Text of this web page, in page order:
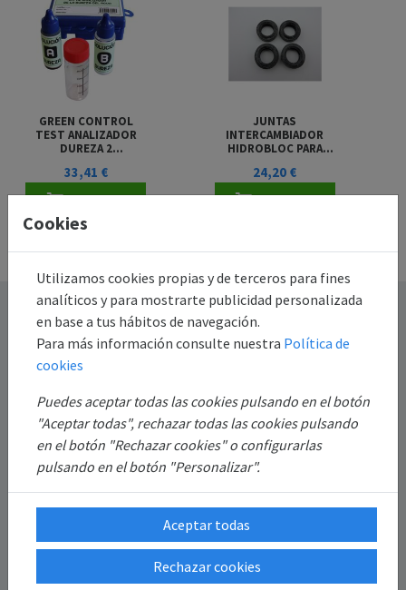
GREEN CONTROL
TEST ANALIZADOR
DUREZA 2
33,41 €
Añadir al
carrito
JUNTAS
INTERCAMBIADOR
HIDROBLOC PARA
GAVIN
24,20 €
Añadir al
Destacado
Información
Mi Cuenta
Sobre Nosotros
Cookies
Utilizamos cookies propias y de terceros para fines
analíticos y para mostrarte publicidad personalizada
en base a tus hábitos de navegación.
Para más información consulte nuestra Política de
cookies
Puedes aceptar todas las cookies pulsando en el botón
"Aceptar todas", rechazar todas las cookies pulsando
en el botón "Rechazar cookies" o configurarlas
pulsando en el botón "Personalizar".
Aceptar todas
Rechazar cookies